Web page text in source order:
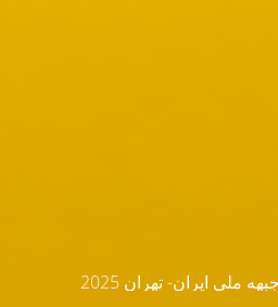
ملي ايران- تهران 2025